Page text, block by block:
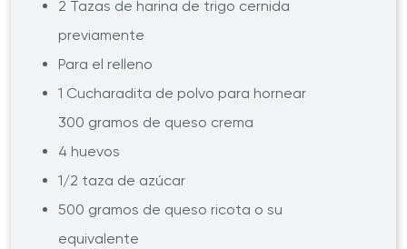
2 Tazas de harina de trigo cernida
previamente
Para el relleno
1 Cucharadita de polvo para hornear
300 gramos de queso crema
4 huevos
1/2 taza de azúcar
500 gramos de queso ricota o su
equivalente